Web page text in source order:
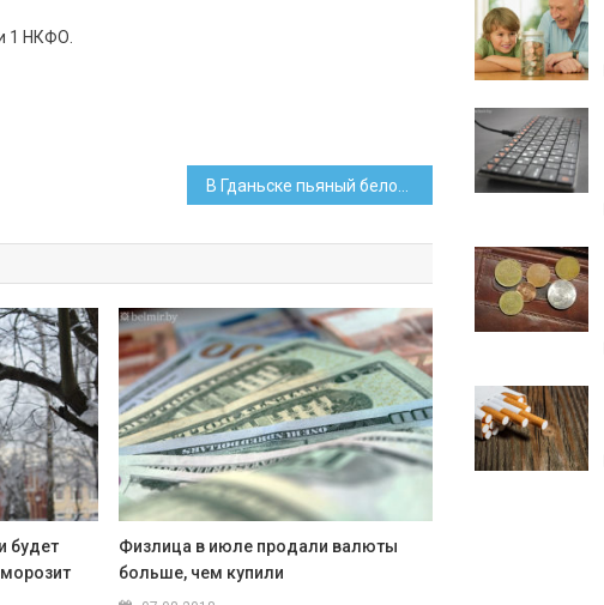
1 НКФО.
В Гданьске пьяный белорус зашел в чужую квартиру, поел гуляша и уснул
будет
Физлица в июле продали валюты
больше, чем купили